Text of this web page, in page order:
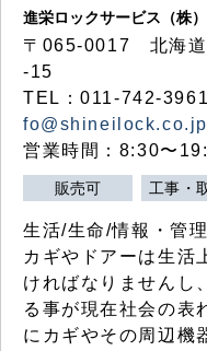
進栄ロックサービス（株）
〒065-0017 北海道
-15
TEL：011-742-
fo@shineilock.co.jp
営業時間：8:30〜
販売可 工事・
生活/生命/情報・管
カギやドアーは生活
ければなりませんし
る事が現在社会の表
にカギやその周辺機